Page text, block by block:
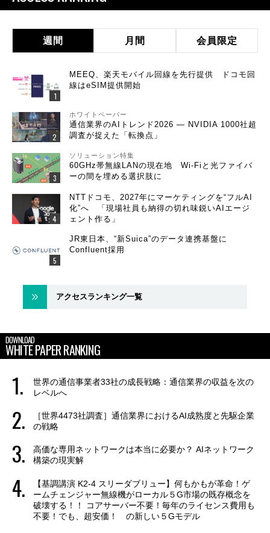
週間 月間 会員限定
MEEQ、楽天モバイル回線を先行提供 ドコモ回
線はeSIM提供開始
ホワイトペーパー
通信業界のAIトレンド2026 ― NVIDIA 1000社超
調査が捉えた「転換点」
ソリューション特集
60GHz帯無線LANの現在地 Wi-Fiと光ファイバ
ーの間を埋める選択肢に
NTTドコモ、2027年にマーケティングを“フルAI
化”へ 「現場社員も納得の切れ味鋭いAIエージ
ェント作る」
JR東日本、“新Suica”のデータ連携基盤に
Confluent採用
アクセスランキング一覧
DOWNLOAD
WHITE PAPER RANKING
世界の通信事業者33社の成長戦略：通信業界の収益を次の
レベルへ
［世界4473社調査］通信業界におけるAI成熟度と先駆企業
の戦略
高価な専用ネットワークは本当に必要か？ AIネットワーク
構築の現実解
【基調講演 K2-4 スリーダブリュー】何もかもが革命！ゲ
ームチェンジャー無線機がローカル５G市場の既存概念を
破壊する！！ コアサーバー不要！毎年のライセンス費用も
不要！でも、超安価！ の新しい５Gモデル